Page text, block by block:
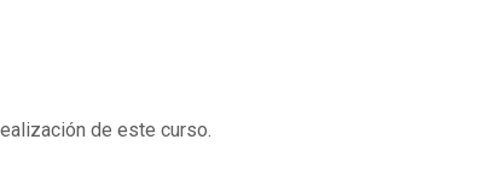
de este curso.